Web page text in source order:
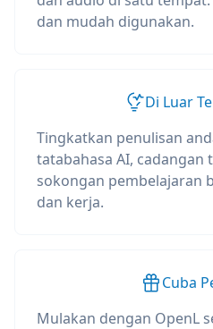
dan mudah digunakan.
Di Luar
Tingkatkan penulisan
tatabahasa AI, cadangan
sokongan pembelajaran
dan kerja.
Cuba
Mulakan dengan OpenL